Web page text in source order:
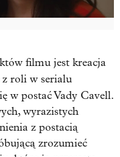
filmu jest kreacja
roli w serialu
w postać Vady Cavell.
wyrazistych
z postacią
zrozumieć